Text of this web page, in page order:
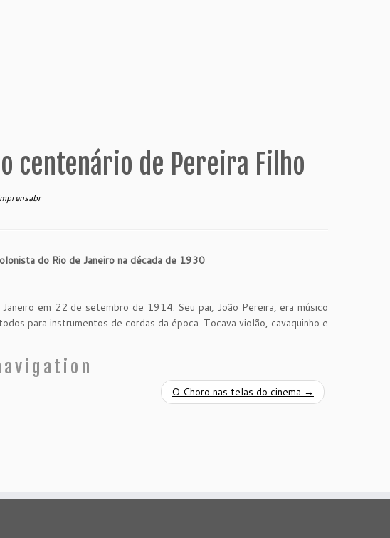
centenário de Pereira Filho
do Rio de Janeiro na década de 1930
em 22 de setembro de 1914. Seu pai, João Pereira, era músico
para instrumentos de cordas da época. Tocava violão, cavaquinho e
O Choro nas telas do cinema →